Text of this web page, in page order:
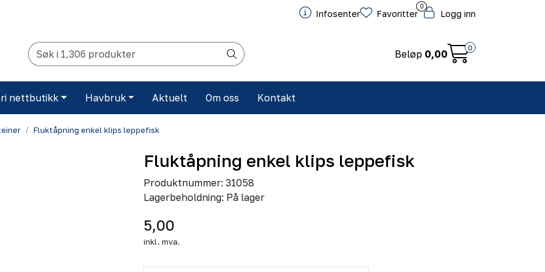
Infosenter
0
Favoritter Logg inn
Beløp 0,00
0
nettbutikk Havbruk Aktuelt Om oss Kontakt
Fluktåpning enkel klips leppefisk
Fluktåpning enkel klips leppefisk
Produktnummer: 31058
Lagerbeholdning: På lager
5,00
inkl. mva.